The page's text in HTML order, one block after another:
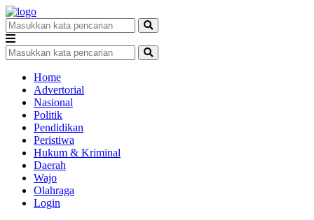
Home
Advertorial
Nasional
Politik
Pendidikan
Peristiwa
Hukum & Kriminal
Daerah
Wajo
Olahraga
Login